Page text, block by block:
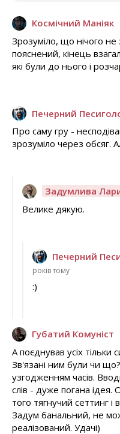
Космічний Маніяк
Зрозуміло, що нічого не
пояснений, кінець
які були до нього і
Печерний
Про саму гру -
зрозуміло через обсяг.
Задумлива
Велике дякую.
Печерний
років тому
:)
Губатий Комуніст
А поєднував усіх тільки
Зв'язані ним були чи
узгодженням часів.
слів - дуже погана
того тягнучий сеттинг і
Задум банальний, не
реалізований. Удачі)